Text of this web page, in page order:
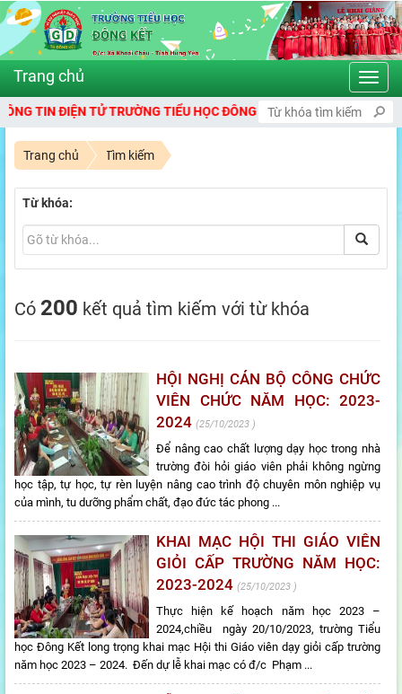
ĐIỆN TỬ TRƯỜNG TIỂU HỌC ĐÔNG KẾT
Trang chủ Tìm kiếm
Từ khóa:
Có 200 kết quả tìm kiếm với từ khóa
HỘI NGHỊ CÁN BỘ CÔNG CHỨC
VIÊN CHỨC NĂM HỌC: 2023-
2024
25/10/2023
Để nâng cao chất lượng dạy học trong nhà
trường đòi hỏi giáo viên phải không ngừng
học tập, tự học, tự rèn luyện nâng cao trình độ chuyên môn nghiệp vụ
của mình, tu dưỡng phẩm chất, đạo đức tác phong ...
KHAI MẠC HỘI THI GIÁO VIÊN
GIỎI CẤP TRƯỜNG NĂM HỌC:
2023-2024
25/10/2023
Thực hiện kế hoạch năm học 2023 –
2024,chiều ngày 20/10/2023, trường Tiểu
học Đông Kết long trọng khai mạc Hội thi Giáo viên dạy giỏi cấp trường
năm học 2023 – 2024. Đến dự lễ khai mạc có đ/c Phạm ...